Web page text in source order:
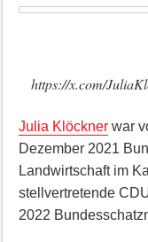
https://x.com/
Julia Klöcknerwar
Dezember 2021
Landwirtschaft im
stellvertretende
2022